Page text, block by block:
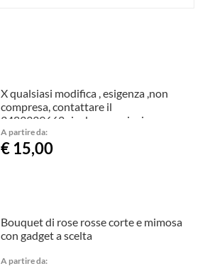
X qualsiasi modifica , esigenza ,non
compresa, contattare il
3483339662,risolveremo insieme
A partire da:
€ 15,00
Bouquet di rose rosse corte e mimosa
con gadget a scelta
A partire da: